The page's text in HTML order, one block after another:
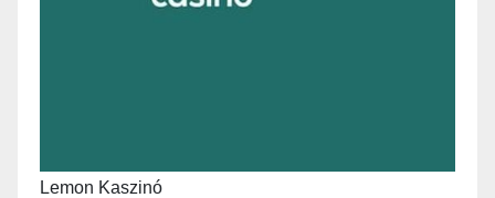
Lemon Kaszinó